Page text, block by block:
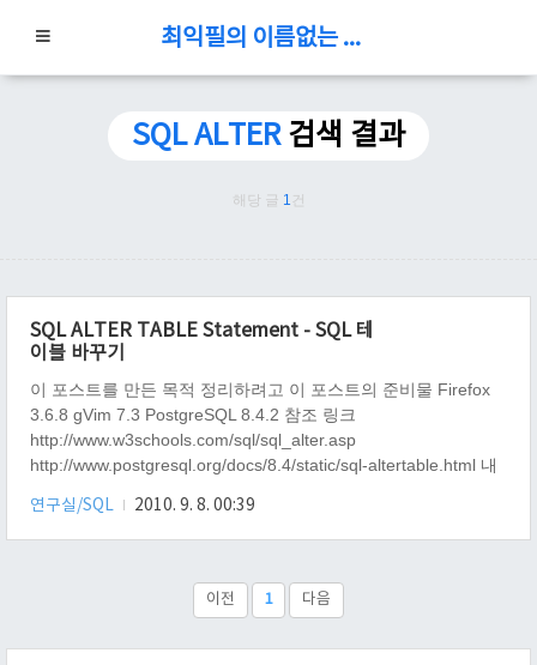
최익필의 이름없는 블로그
SQL ALTER 검색 결과
해당 글 1 건
SQL ALTER TABLE Statement - SQL 테
이블 바꾸기
이 포스트를 만든 목적 정리하려고 이 포스트의 준비물 Firefox
3.6.8 gVim 7.3 PostgreSQL 8.4.2 참조 링크
http://www.w3schools.com/sql/sql_alter.asp
http://www.postgresql.org/docs/8.4/static/sql-altertable.html 내
에서 칼럼을 추가, 삭제 또는 수정 하려고 사용한다. SQL ALTER
TABLE Syntax To add a column -- persons라는 테이블에 tel 칼
persons ADD tel character varying(20) To d..
연구실/SQL 2010. 9. 8. 00:39
이전 1 다음